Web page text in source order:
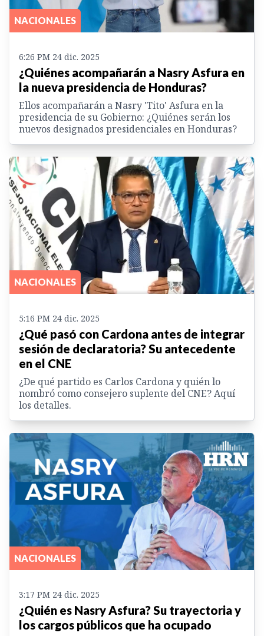
NACIONALES
6:26 PM 24 dic. 2025
¿Quiénes acompañarán a Nasry Asfura en
la nueva presidencia de Honduras?
Ellos acompañarán a Nasry 'Tito' Asfura en la
presidencia de su Gobierno: ¿Quiénes serán los
nuevos designados presidenciales en Honduras?
NACIONALES
5:16 PM 24 dic. 2025
¿Qué pasó con Cardona antes de integrar
sesión de declaratoria? Su antecedente
en el CNE
¿De qué partido es Carlos Cardona y quién lo
nombró como consejero suplente del CNE? Aquí
los detalles.
NACIONALES
3:17 PM 24 dic. 2025
¿Quién es Nasry Asfura? Su trayectoria y
los cargos públicos que ha ocupado